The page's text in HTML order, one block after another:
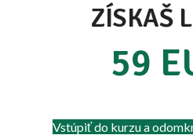
ZÍSKAŠ
59
Vstúpiť do kurzu a